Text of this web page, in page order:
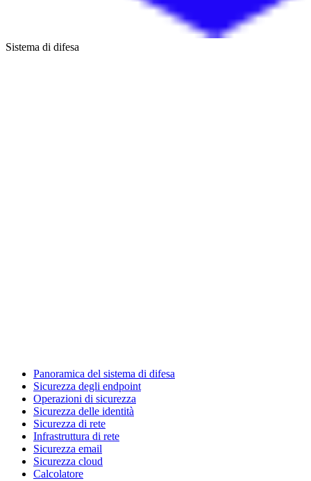
Sistema di difesa
Panoramica del sistema di difesa
Sicurezza degli endpoint
Operazioni di sicurezza
Sicurezza delle identità
Sicurezza di rete
Infrastruttura di rete
Sicurezza email
Sicurezza cloud
Calcolatore